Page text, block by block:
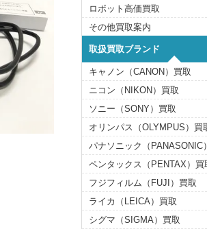
ロボット高価買取
その他買取案内
取扱買取ブランド
キャノン（CANON）買取
ニコン（NIKON）買取
ソニー（SONY）買取
オリンパス（OLYMPUS）買
パナソニック（PANASONIC
ペンタックス（PENTAX）買
フジフィルム（FUJI）買取
ライカ（LEICA）買取
シグマ（SIGMA）買取